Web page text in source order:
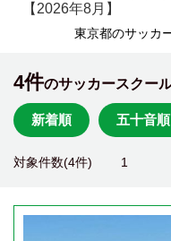
【 2026年8月】
東京都のサッカ
4件のサッカースクー
新着順 五十音順
対象件数(4件) 1